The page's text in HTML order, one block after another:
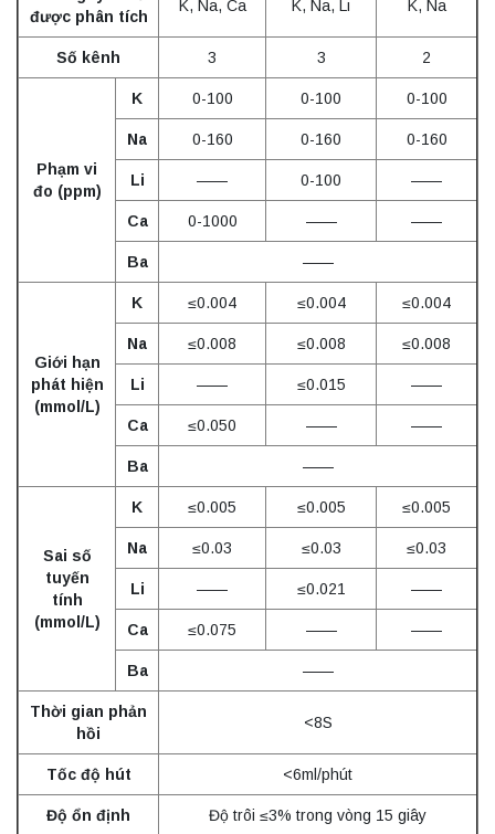
được phân tích
K, Na, Ca K, Na, Li K, Na
Số kênh 3 3 2
Phạm vi
đo (ppm)
K 0-100 0-100 0-100
Na 0-160 0-160 0-160
Li —— 0-100 ——
Ca 0-1000 —— ——
Ba ——
Giới hạn
phát hiện
(mmol/L)
K ≤0.004 ≤0.004 ≤0.004
Na ≤0.008 ≤0.008 ≤0.008
Li —— ≤0.015 ——
Ca ≤0.050 —— ——
Ba ——
Sai số
tuyến
tính
(mmol/L)
K ≤0.005 ≤0.005 ≤0.005
Na ≤0.03 ≤0.03 ≤0.03
Li —— ≤0.021 ——
Ca ≤0.075 —— ——
Ba ——
Thời gian phản
hồi
<8S
Tốc độ hút <6ml/phút
Độ ổn định Độ trôi ≤3% trong vòng 15 giây